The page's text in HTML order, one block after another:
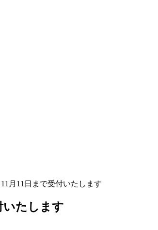
月11日まで受付いたします
いたします